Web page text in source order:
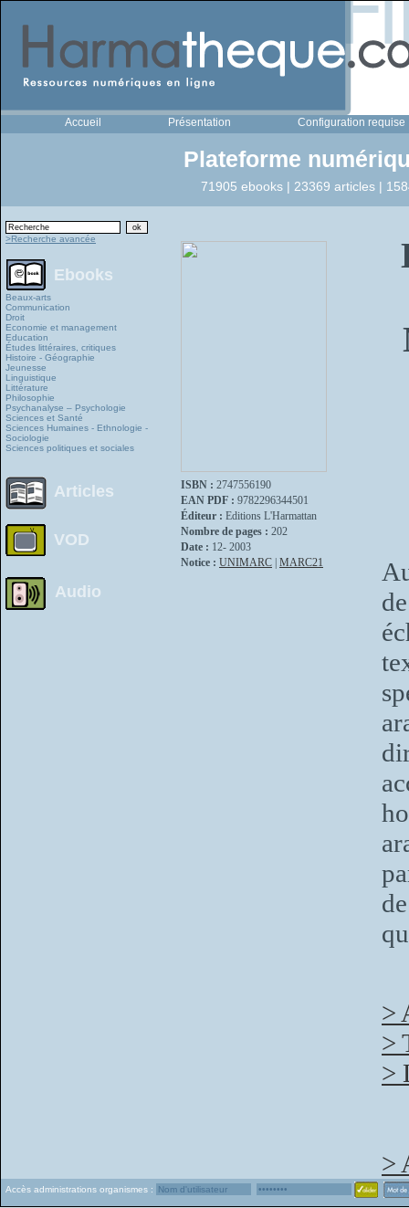
Accueil Présentation Configuration requise
Plateforme
71905 ebooks | 23369 articles |
>Recherche avancée
Ebooks
Beaux-arts
Communication
Droit
Economie et management
Education
Études littéraires, critiques
Histoire - Géographie
Jeunesse
Linguistique
Littérature
Philosophie
Psychanalyse – Psychologie
Sciences et Santé
Sciences Humaines - Ethnologie -
Sociologie
Sciences politiques et sociales
Articles
VOD
Audio
ISBN : 2747556190
EAN PDF : 9782296344501
Éditeur : Editions L'Harmattan
Nombre de pages : 202
Date : 12- 2003
Notice : UNIMARC MARC21
>
>
>
>
Accès administrations organismes :